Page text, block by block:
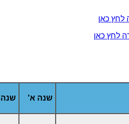
לחץ כאן
לחץ כאן
שנה א'